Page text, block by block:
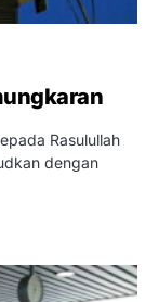
Rasulullah